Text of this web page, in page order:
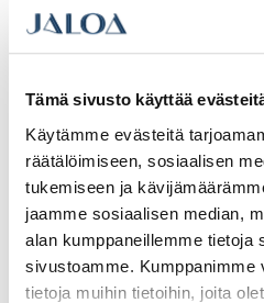
Tämä sivusto käyttää
Käytämme evästeitä
räätälöimiseen, sosiaalisen
tukemiseen ja
jaamme sosiaalisen median,
alan kumppaneillemme tietoja
sivustoamme. Kumppanimme
tietoja muihin tietoihin, joita
Tutustu myös